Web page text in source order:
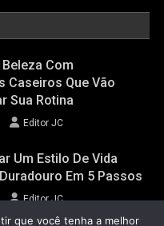
Com
Caseiros Que Vão
Sua Rotina
Editor JC
Um Estilo De Vida
Em 5 Passos
Editor JC
que você tenha a melhor